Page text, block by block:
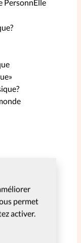
permet
activer.
PersonnElle